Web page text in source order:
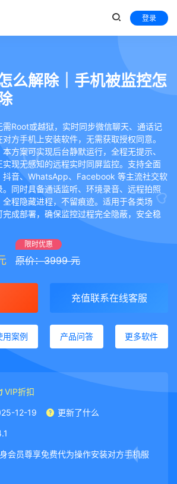
登录
么解除｜手机被监控怎
Root或越狱，实时同步微信聊天、通话记
方手机上安装软件，无需获取授权同意。
方案可实现后台静默运行，全程无提示、
现无感知的远程实时同屏监控。支持全面
抖音、WhatsApp、Facebook 等主流社交软
同时具备通话监听、环境录音、远程拍照
程隐藏进程，不留痕迹。适用于各类场
成部署，确保监控过程完全隐蔽，安全稳
限时优惠
原价：3999 元
充值联系在线客服
用案例 产品问答 更多软件
VIP折扣
12-19 更新了什么
会员尊享免费代为操作安装对方手机服